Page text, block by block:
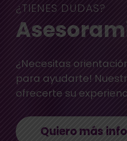
¿TIENES DUDAS?
¿Necesitas
para ayudarte!
ofrecerte su
Quiero más